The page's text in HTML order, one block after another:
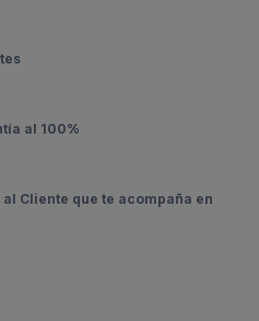
al 100%
Cliente que te acompaña en